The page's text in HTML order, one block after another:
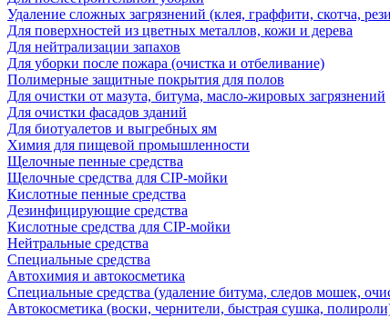
Удаление сложных загрязнений (клея, граффити, скотча,
Для поверхностей из цветных металлов, кожи и дерева
Для нейтрализации запахов
Для уборки после пожара (очистка и отбеливание)
Полимерные защитные покрытия для полов
Для очистки от мазута, битума, масло-жировых загрязнений
Для очистки фасадов зданий
Для биотуалетов и выгребных ям
Химия для пищевой промышленности
Щелочные пенные средства
Щелочные средства для CIP-мойки
Кислотные пенные средства
Дезинфицирующие средства
Кислотные средства для CIP-мойки
Нейтральные средства
Специальные средства
Автохимия и автокосметика
Специальные средства (удаление битума, следов мошек,
Автокосметика (воски, чернители, быстрая сушка,